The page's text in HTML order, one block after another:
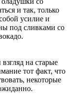
и так, только
усилие и
под сливками со
на старые
тот факт, что
некоторые